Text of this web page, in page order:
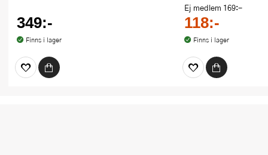
349:-
Finns i lager
Ej medlem 169:-
118:-
Finns i lager